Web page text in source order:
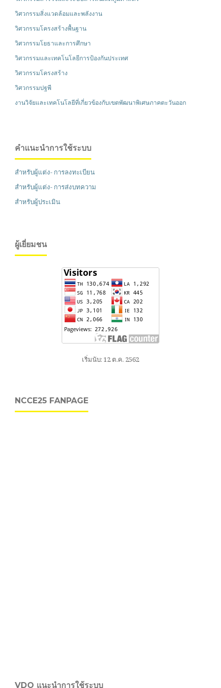
วิศวกรรมสิ่งแวดล้อมและพลังงาน
วิศวกรรมโครงสร้างพื้นฐาน
วิศวกรรมโยธาและการศึกษา
วิศวกรรมและเทคโนโลยีการป้องกันประเทศ
วิศวกรรมโครงสร้าง
วิศวกรรมปฐพี
งานวิจัยและเทคโนโลยีที่เกี่ยวข้องกับเขตพัฒนาพิเศษภาคตะวันออก
คำแนะนำการใช้ระบบ
สำหรับผู้แต่ง- การลงทะเบียน
สำหรับผู้แต่ง- การส่งบทความ
สำหรับผู้ประเมิน
ผู้เยี่ยมชน
เริ่มนับ: 12 ต.ค. 2562
NCCE25 FANPAGE
VDO แนะนำการใช้ระบบ